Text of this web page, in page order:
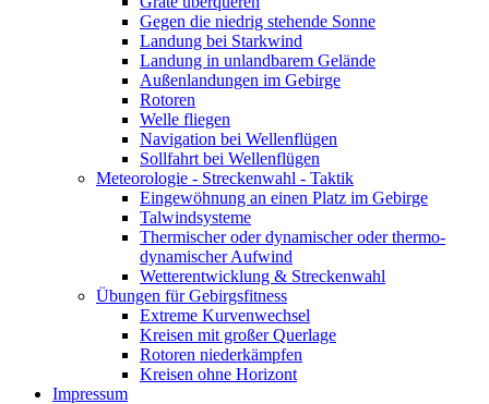
Gegen die niedrig stehende Sonne
Landung bei Starkwind
Landung in unlandbarem Gelände
Außenlandungen im Gebirge
Rotoren
Welle fliegen
Navigation bei Wellenflügen
Sollfahrt bei Wellenflügen
Meteorologie - Streckenwahl - Taktik
Eingewöhnung an einen Platz im Gebirge
Talwindsysteme
Thermischer oder dynamischer oder thermo-
dynamischer Aufwind
Wetterentwicklung & Streckenwahl
Übungen für Gebirgsfitness
Extreme Kurvenwechsel
Kreisen mit großer Querlage
Rotoren niederkämpfen
Kreisen ohne Horizont
Impressum